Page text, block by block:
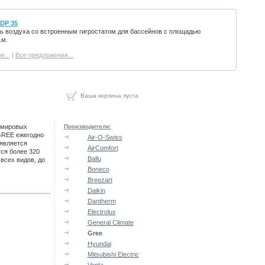
35
воздуха со встроенным гигростатом для бассейнов с площадью
| Все предложения...
Ваша корзина пуста
ежегодно
более 320
видов, до
Производители:
Air-O-Swiss
AirComfort
Ballu
Boneco
Breezart
Daikin
Dantherm
Electrolux
General Climate
Gree
Hyundai
Mitsubishi Electric